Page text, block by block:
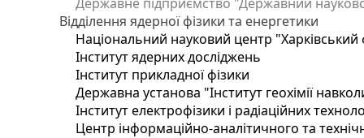
Відділення ядерної фізики та енергетики
Національний науковий центр "Харківський
Інститут ядерних досліджень
Інститут прикладної фізики
Державна установа "Інститут геохімії
Інститут електрофізики і радіаційних
Центр інформаційно-аналітичного та